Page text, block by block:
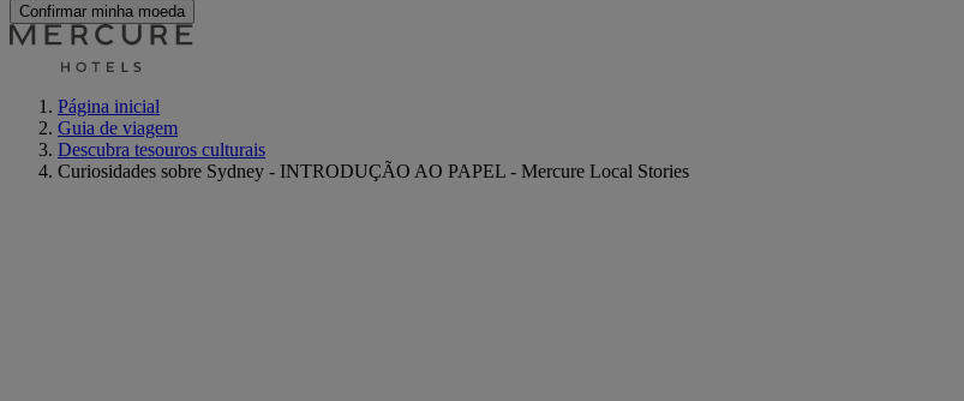
Confirmar minha moeda
Página inicial
Guia de viagem
Descubra tesouros culturais
Curiosidades sobre Sydney - INTRODUÇÃO AO PAPEL - Mercure Local Stories